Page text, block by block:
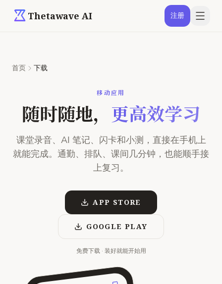
Thetawave AI 注册
首页 下载
移动应用
随时随地， 更高效学习
课堂录音、AI 笔记、闪卡和小测，直接在手机上
就能完成。通勤、排队、课间几分钟，也能顺手接
上复习。
APP STORE
GOOGLE PLAY
免费下载 · 装好就能开始用